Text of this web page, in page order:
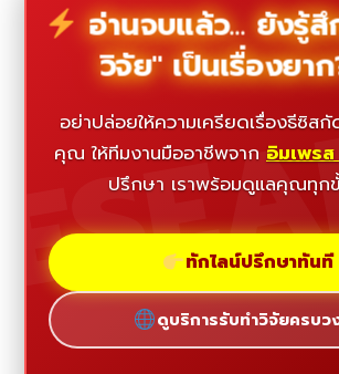
อ่านจบแล้ว... ยังรู้สึ
วิจัย" เป็นเรื่องยา
อย่าปล่อยให้ความเครียดเรื่องธีซิสกั
คุณ ให้ทีมงานมืออาชีพจาก อิมเพร
ปรึกษา เราพร้อมดูแลคุณทุก
ทักไลน์ปรึกษาทันที
ดูบริการรับทำวิจัยครบว